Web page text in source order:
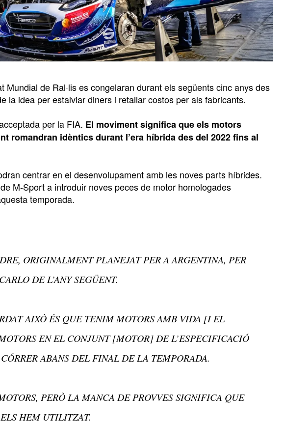
de Ral·lis es congelaran durant els següents cinc anys des
la idea per estalviar diners i retallar costos per als fabricants.
per la FIA. El moviment significa que els motors
romandran idèntics durant l’era híbrida des del 2022 fins al
centrar en el desenvolupament amb les noves parts híbrides.
M-Sport a introduir noves peces de motor homologades
temporada.
ORIGINALMENT PLANEJAT PER A ARGENTINA, PER
DE L’ANY SEGÜENT.
AIXÒ ÉS QUE TENIM MOTORS AMB VIDA [I EL
EN EL CONJUNT [MOTOR] DE L’ESPECIFICACIÓ
ABANS DEL FINAL DE LA TEMPORADA.
PERÒ LA MANCA DE PROVVES SIGNIFICA QUE
HEM UTILITZAT.